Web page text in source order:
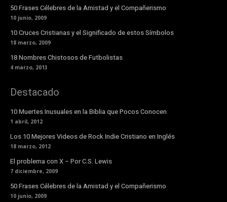
50 Frases Célebres de la Amistad y el Compañerismo
10 junio, 2009
10 Cruces Cristianas y el Significado de estos Símbolos
18 marzo, 2009
18 Nombres Chistosos de Futbolistas
4 marzo, 2013
Destacado
10 Muertes Inusuales en la Biblia que Pocos Conocen
1 abril, 2012
Los 10 Mejores Videos de Rock Indie Cristiano en Inglés
18 marzo, 2012
El problema con X – Por C.S. Lewis
7 diciembre, 2009
50 Frases Célebres de la Amistad y el Compañerismo
10 junio, 2009